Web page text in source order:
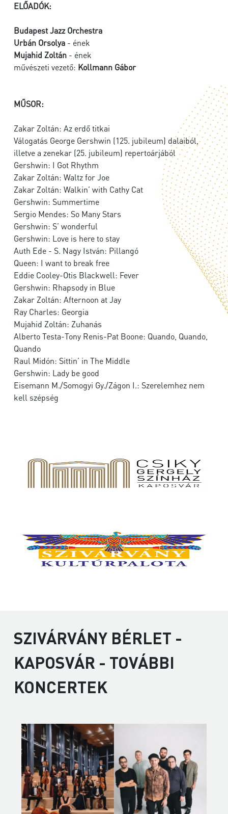
ELŐADÓK:
Budapest Jazz Orchestra
Urbán Orsolya - ének
Mujahid Zoltán - ének
művészeti vezető: Kollmann Gábor
MŰSOR:
Zakar Zoltán: Az erdő titkai
Válogatás George Gershwin (125. jubileum) dalaiból,
illetve a zenekar (25. jubileum) repertoárjából
Gershwin: I Got Rhythm
Zakar Zoltán: Waltz for Joe
Zakar Zoltán: Walkin’ with Cathy Cat
Gershwin: Summertime
Sergio Mendes: So Many Stars
Gershwin: S’ wonderful
Gershwin: Love is here to stay
Auth Ede - S. Nagy István: Pillangó
Queen: I want to break free
Eddie Cooley-Otis Blackwell: Fever
Gershwin: Rhapsody in Blue
Zakar Zoltán: Afternoon at Jay
Ray Charles: Georgia
Mujahid Zoltán: Zuhanás
Alberto Testa-Tony Renis-Pat Boone: Quando, Quando,
Quando
Raul Midón: Sittin’ in The Middle
Gershwin: Lady be good
Eisemann M./Somogyi Gy./Zágon I.: Szerelemhez nem
kell szépség
SZIVÁRVÁNY BÉRLET -
KAPOSVÁR - TOVÁBBI
KONCERTEK